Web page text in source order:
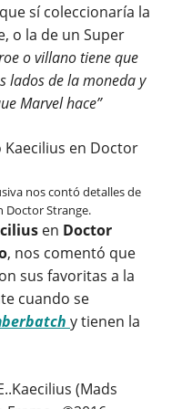
sí coleccionaría la
o la de un Super
o villano tiene que
lados de la moneda y
Marvel hace”
nos contó detalles de
Doctor Strange.
en Doctor
, nos comentó que
sus favoritas a la
cuando se
y tienen la